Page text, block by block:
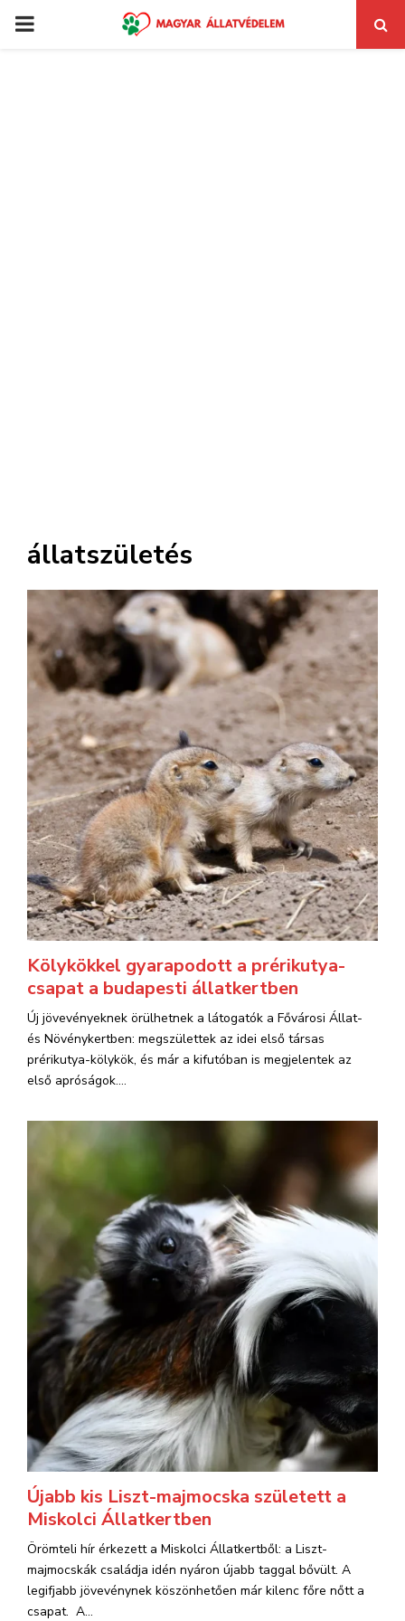
PRIMARY
állatszületés
Kölykökkel gyarapodott a prérikutya-
csapat a budapesti állatkertben
Új jövevényeknek örülhetnek a látogatók a Fővárosi Állat-
és Növénykertben: megszülettek az idei első társas
prérikutya-kölykök, és már a kifutóban is megjelentek az
első apróságok....
Újabb kis Liszt-majmocska született a
Miskolci Állatkertben
Örömteli hír érkezett a Miskolci Állatkertből: a Liszt-
majmocskák családja idén nyáron újabb taggal bővült. A
legifjabb jövevénynek köszönhetően már kilenc főre nőtt a
csapat. A...